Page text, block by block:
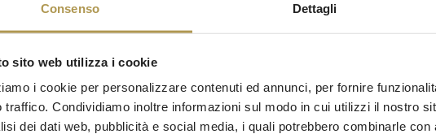
Consenso Dettagli
sito web utilizza i cookie
i cookie per personalizzare contenuti ed annunci, per fornire
traffico. Condividiamo inoltre informazioni sul modo in cui utilizzi il nostro
dei dati web, pubblicità e social media, i quali potrebbero combinarle